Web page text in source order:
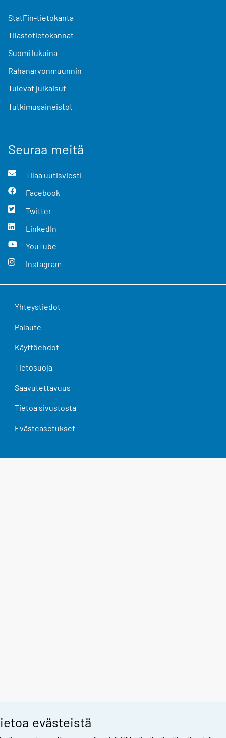
evästeistä
StatFin-tietokanta
Tilastotietokannat
Suomi lukuina
Rahanarvonmuunnin
Tulevat julkaisut
Tutkimusaineistot
Seuraa meitä
Tilaa uutisviesti
Facebook
Twitter
LinkedIn
YouTube
Instagram
Yhteystiedot
Palaute
Käyttöehdot
Tietosuoja
Saavutettavuus
Tietoa sivustosta
Evästeasetukset